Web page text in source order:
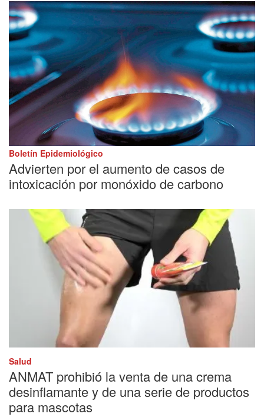
Boletín Epidemiológico
Advierten por el aumento de casos de
intoxicación por monóxido de carbono
Salud
ANMAT prohibió la venta de una crema
desinflamante y de una serie de productos
para mascotas